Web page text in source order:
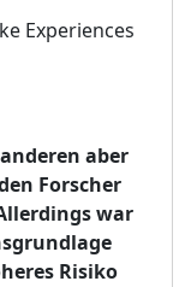
Experiences
aber
Forscher
war
Risiko